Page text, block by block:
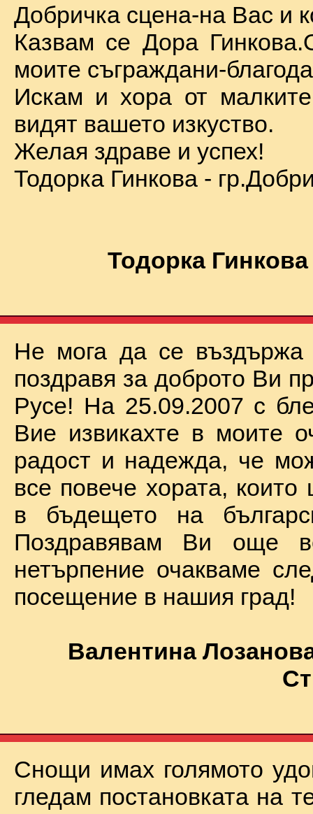
Добричка сцена-на Вас и
Казвам се Дора
моите съграждани-
Искам и хора от
видят вашето изкуство.
Желая здраве и успех!
Тодорка Гинкова -
Тодорка
Не мога да се
поздравя за доброто Ви
Русе! На 25.09.2007 с
Вие извикахте в моите
радост и надежда, че
все повече хората, които
в бъдещето на
Поздравявам Ви още
нетърпение очакваме
посещение в нашия град!
Валентина
Снощи имах голямото
гледам постановката на